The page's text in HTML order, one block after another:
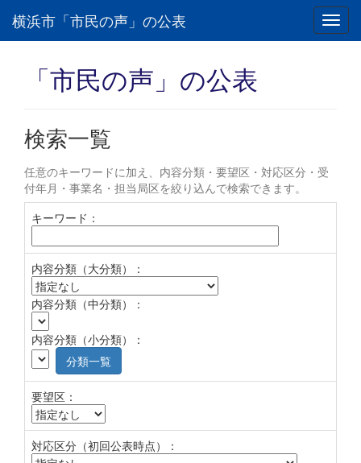
横浜市「市民の声」の公表
「市民の声」の公表
検索一覧
任意のキーワードに加え、内容分類・要望区・対応区分・受
付年月・事業名・担当局区を絞り込んで検索できます。
キーワード：
内容分類（大分類）：
内容分類（中分類）：
内容分類（小分類）：
分類一覧
要望区：
対応区分（初回公表時点）：